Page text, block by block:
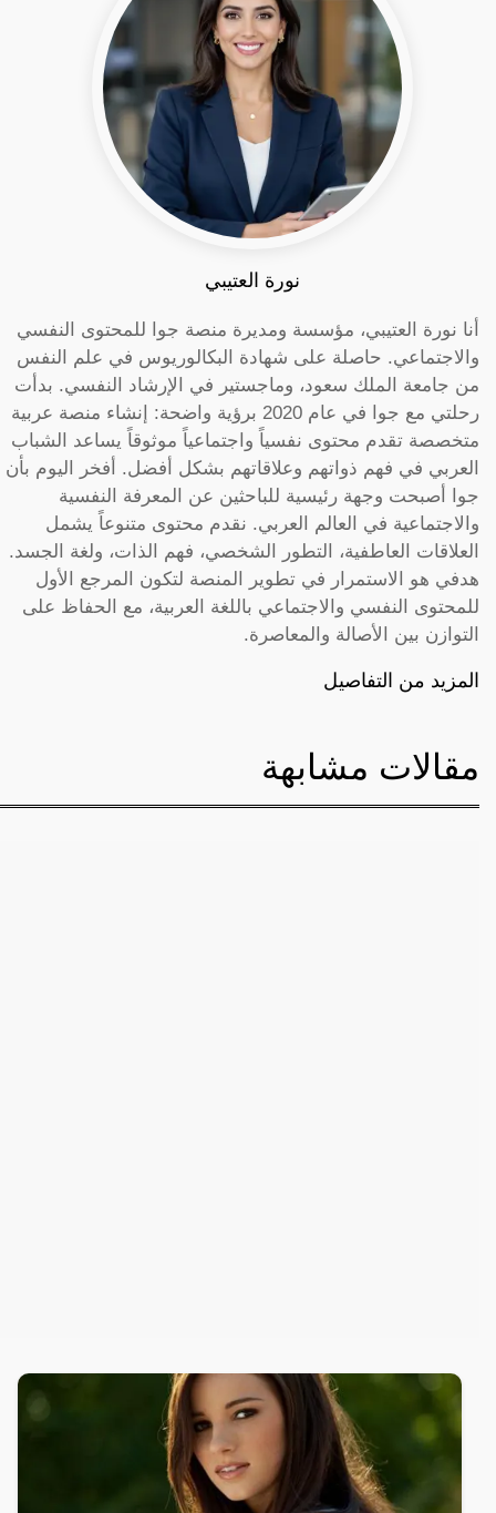
نورة العتيبي
أنا نورة العتيبي، مؤسسة ومديرة منصة جوا للمحتوى النفسي
والاجتماعي. حاصلة على شهادة البكالوريوس في علم النفس
من جامعة الملك سعود، وماجستير في الإرشاد النفسي. بدأت
رحلتي مع جوا في عام 2020 برؤية واضحة: إنشاء منصة عربية
متخصصة تقدم محتوى نفسياً واجتماعياً موثوقاً يساعد الشباب
العربي في فهم ذواتهم وعلاقاتهم بشكل أفضل. أفخر اليوم بأن
جوا أصبحت وجهة رئيسية للباحثين عن المعرفة النفسية
والاجتماعية في العالم العربي. نقدم محتوى متنوعاً يشمل
العلاقات العاطفية، التطور الشخصي، فهم الذات، ولغة الجسد.
هدفي هو الاستمرار في تطوير المنصة لتكون المرجع الأول
للمحتوى النفسي والاجتماعي باللغة العربية، مع الحفاظ على
التوازن بين الأصالة والمعاصرة.
المزيد من التفاصيل
مقالات مشابهة